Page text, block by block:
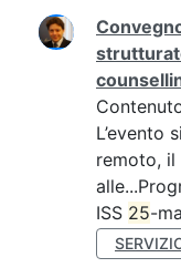
Ricerca
L’evento
remoto, il
ISS 25-